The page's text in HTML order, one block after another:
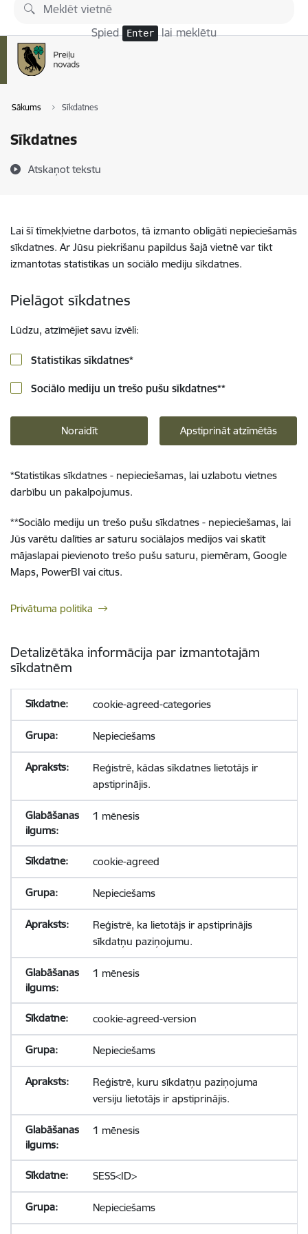
Pāriet uz lapas saturu
Spied Enter lai meklētu
Sākums Sīkdatnes
Sīkdatnes
Atskaņot tekstu
Lai šī tīmekļvietne darbotos, tā izmanto obligāti nepieciešamās
sīkdatnes. Ar Jūsu piekrišanu papildus šajā vietnē var tikt
izmantotas statistikas un sociālo mediju sīkdatnes.
Pielāgot sīkdatnes
Lūdzu, atzīmējiet savu izvēli:
Statistikas sīkdatnes*
Sociālo mediju un trešo pušu sīkdatnes**
Noraidīt Apstiprināt atzīmētās
*Statistikas sīkdatnes - nepieciešamas, lai uzlabotu vietnes
darbību un pakalpojumus.
**Sociālo mediju un trešo pušu sīkdatnes - nepieciešamas, lai
Jūs varētu dalīties ar saturu sociālajos medijos vai skatīt
mājaslapai pievienoto trešo pušu saturu, piemēram, Google
Maps, PowerBI vai citus.
Privātuma politika
Detalizētāka informācija par izmantotajām
sīkdatnēm
cookie-agreed-categories
Nepieciešams
Reģistrē, kādas sīkdatnes lietotājs ir
apstiprinājis.
1 mēnesis
cookie-agreed
Nepieciešams
Reģistrē, ka lietotājs ir apstiprinājis
sīkdatņu paziņojumu.
1 mēnesis
cookie-agreed-version
Nepieciešams
Reģistrē, kuru sīkdatņu paziņojuma
versiju lietotājs ir apstiprinājis.
1 mēnesis
SESS<ID>
Nepieciešams